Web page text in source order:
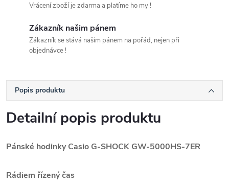
Vrácení zboží je zdarma a platíme ho my !
Zákazník našim pánem
Zákazník se stává naším pánem na pořád, nejen při
objednávce !
Popis produktu
Detailní popis produktu
Pánské hodinky Casio G-SHOCK GW-5000HS-7ER
Rádiem řízený čas